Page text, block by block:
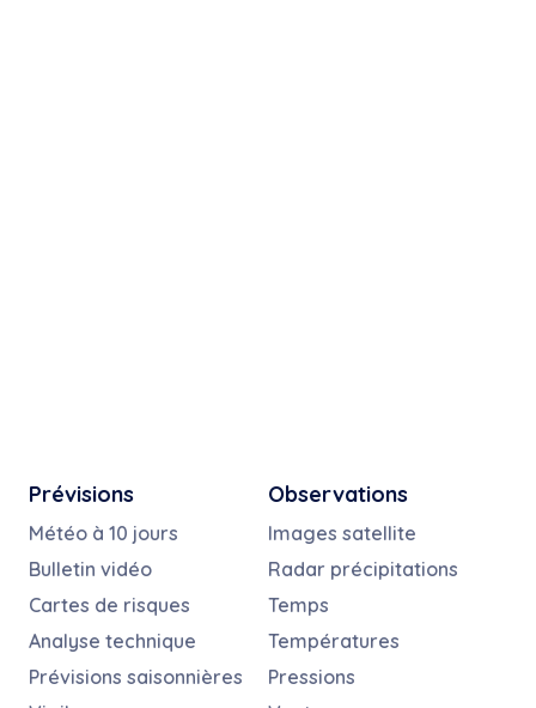
Prévisions
Météo à 10 jours
Bulletin vidéo
Cartes de risques
Analyse technique
Prévisions saisonnières
Observations
Images satellite
Radar précipitations
Temps
Températures
Pressions